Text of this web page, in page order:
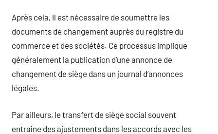
Après cela, il est nécessaire de soumettre les
documents de changement auprès du registre du
commerce et des sociétés. Ce processus implique
généralement la publication d’une annonce de
changement de siège dans un journal d’annonces
légales.
Par ailleurs, le transfert de siège social souvent
entraîne des ajustements dans les accords avec les